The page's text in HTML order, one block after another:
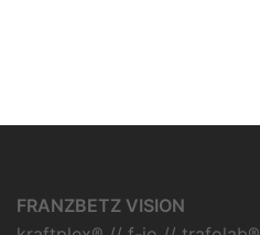
FRANZBETZ VISION